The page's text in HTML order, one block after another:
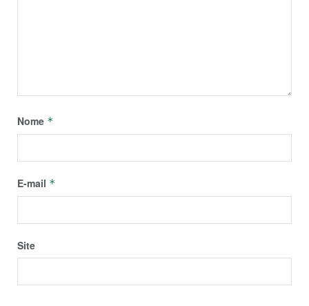
Nome *
E-mail *
Site